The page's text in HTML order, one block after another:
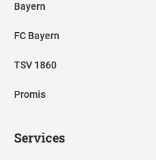
Bayern
FC Bayern
TSV 1860
Promis
Services